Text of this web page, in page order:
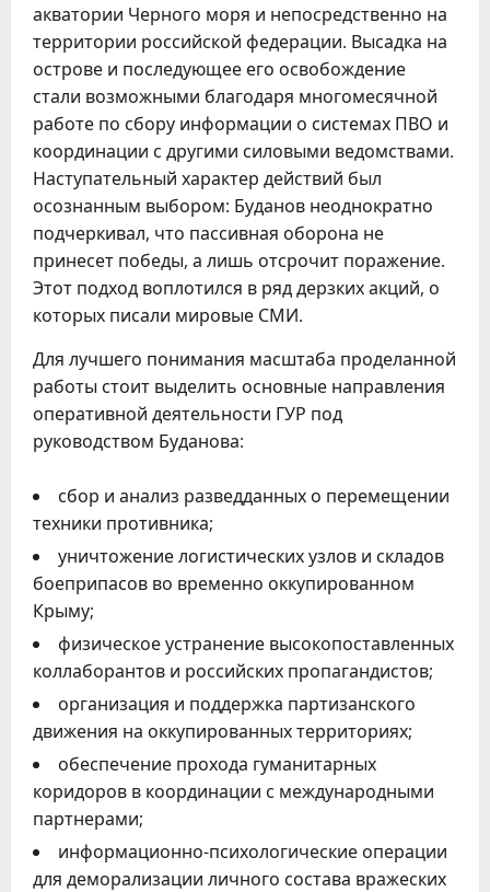
акватории Черного моря и непосредственно на
территории российской федерации. Высадка на
острове и последующее его освобождение
стали возможными благодаря многомесячной
работе по сбору информации о системах ПВО и
координации с другими силовыми ведомствами.
Наступательный характер действий был
осознанным выбором: Буданов неоднократно
подчеркивал, что пассивная оборона не
принесет победы, а лишь отсрочит поражение.
Этот подход воплотился в ряд дерзких акций, о
которых писали мировые СМИ.
Для лучшего понимания масштаба проделанной
работы стоит выделить основные направления
оперативной деятельности ГУР под
руководством Буданова:
сбор и анализ разведданных о перемещении
техники противника;
уничтожение логистических узлов и складов
боеприпасов во временно оккупированном
Крыму;
физическое устранение высокопоставленных
коллаборантов и российских пропагандистов;
организация и поддержка партизанского
движения на оккупированных территориях;
обеспечение прохода гуманитарных
коридоров в координации с международными
партнерами;
информационно-психологические операции
для деморализации личного состава вражеских